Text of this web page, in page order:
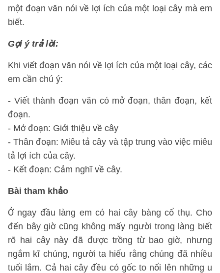
một đoạn văn nói về lợi ích của một loại cây mà em
biết.
Gợi ý trả lời:
Khi viết đoạn văn nói về lợi ích của một loại cây, các
em cần chú ý:
- Viết thành đoạn văn có mở đoạn, thân đoạn, kết
đoạn.
- Mở đoạn: Giới thiệu về cây
- Thân đoạn: Miêu tả cây và tập trung vào việc miêu
tả lợi ích của cây.
- Kết đoạn: Cảm nghĩ về cây.
Bài tham khảo
Ở ngay đầu làng em có hai cây bàng cổ thụ. Cho
đến bây giờ cũng không mấy người trong làng biết
rõ hai cây này đã được trồng từ bao giờ, nhưng
ngắm kĩ chúng, người ta hiểu rằng chúng đã nhiều
tuổi lắm. Cả hai cây đều có gốc to nổi lên những u